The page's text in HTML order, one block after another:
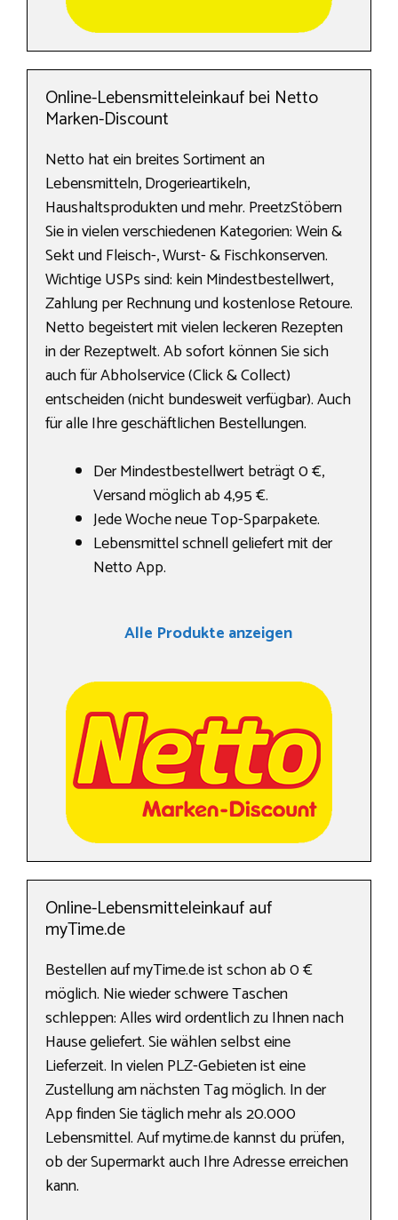
Online-Lebensmitteleinkauf bei Netto
Marken-Discount
Netto hat ein breites Sortiment an
Lebensmitteln, Drogerieartikeln,
Haushaltsprodukten und mehr. PreetzStöbern
Sie in vielen verschiedenen Kategorien: Wein &
Sekt und Fleisch-, Wurst- & Fischkonserven.
Wichtige USPs sind: kein Mindestbestellwert,
Zahlung per Rechnung und kostenlose Retoure.
Netto begeistert mit vielen leckeren Rezepten
in der Rezeptwelt. Ab sofort können Sie sich
auch für Abholservice (Click & Collect)
entscheiden (nicht bundesweit verfügbar). Auch
für alle Ihre geschäftlichen Bestellungen.
Der Mindestbestellwert beträgt 0 €,
Versand möglich ab 4,95 €.
Jede Woche neue Top-Sparpakete.
Lebensmittel schnell geliefert mit der
Netto App.
Alle Produkte anzeigen
Online-Lebensmitteleinkauf auf
myTime.de
Bestellen auf myTime.de ist schon ab 0 €
möglich. Nie wieder schwere Taschen
schleppen: Alles wird ordentlich zu Ihnen nach
Hause geliefert. Sie wählen selbst eine
Lieferzeit. In vielen PLZ-Gebieten ist eine
Zustellung am nächsten Tag möglich. In der
App finden Sie täglich mehr als 20.000
Lebensmittel. Auf mytime.de kannst du prüfen,
ob der Supermarkt auch Ihre Adresse erreichen
kann.